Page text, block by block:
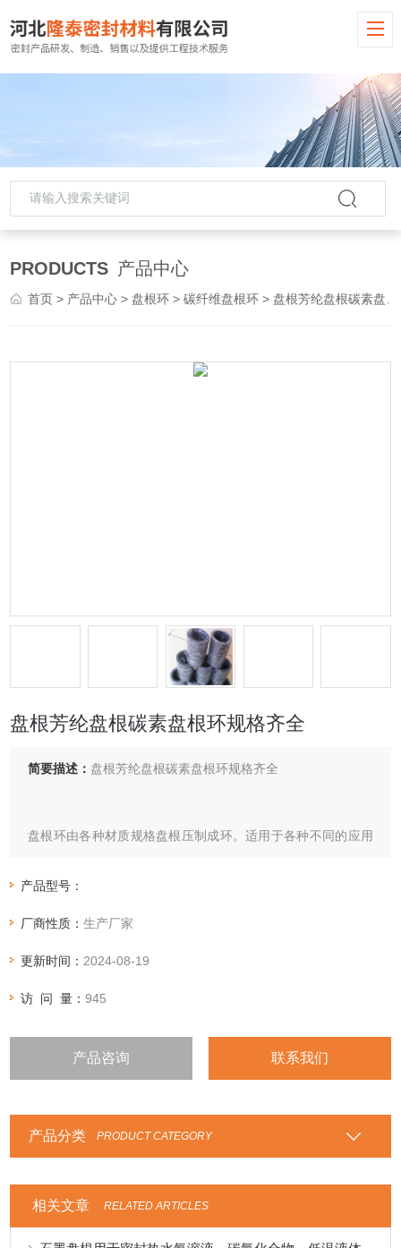
PRODUCTS 产品中心
首页 > 产品中心 > 盘根环 >碳纤维盘根环 > 盘根芳纶盘根碳素盘根环规格齐全
盘根芳纶盘根碳素盘根环规格齐全
简要描述： 盘根芳纶盘根碳素盘根环规格齐全
盘根环由各种材质规格盘根压制成环。适用于各种不同的应用
石棉四氟盘根环，石棉石墨盘根环，高碳纤维盘根环，四氟石
产品型号：
厂商性质：生产厂家
更新时间： 2024-08-19
访 问 量：945
产品咨询 联系我们
产品分类 PRODUCT CATEGORY
相关文章 RELATED ARTICLES